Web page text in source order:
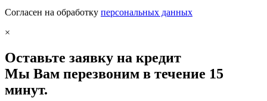
Согласен на обработку персональных данных
×
Оставьте заявку на кредит
Мы Вам перезвоним в течение 15
минут.